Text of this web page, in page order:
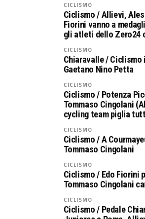
CICLISMO
Ciclismo / Allievi,
Fiorini vanno a
gli atleti dello Zero24
CICLISMO
Chiaravalle /
Gaetano Nino Petta
CICLISMO
Ciclismo / Potenza
Tommaso Cingolani
cycling team piglia
CICLISMO
Ciclismo / A
Tommaso Cingolani
CICLISMO
Ciclismo / Edo Fiorini
Tommaso Cingolani
CICLISMO
Ciclismo / Pedale